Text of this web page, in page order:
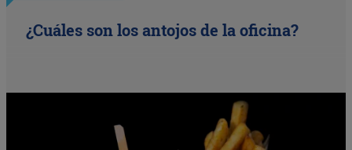
¿Cuáles son los antojos de la oficina?